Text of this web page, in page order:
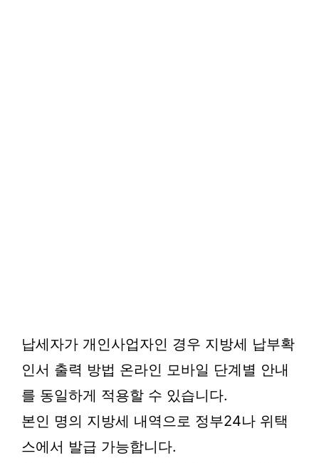
납세자가 개인사업자인 경우 지방세 납부확
인서 출력 방법 온라인 모바일 단계별 안내
를 동일하게 적용할 수 있습니다.
본인 명의 지방세 내역으로 정부24나 위택
스에서 발급 가능합니다.